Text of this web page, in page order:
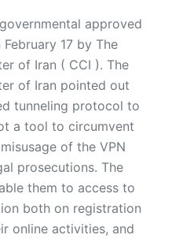
approved
17 by The
of Iran ( CCI ). The
of Iran pointed out
tunneling protocol to
a tool to circumvent
of the VPN
prosecutions. The
them to access to
both on registration
online activities, and